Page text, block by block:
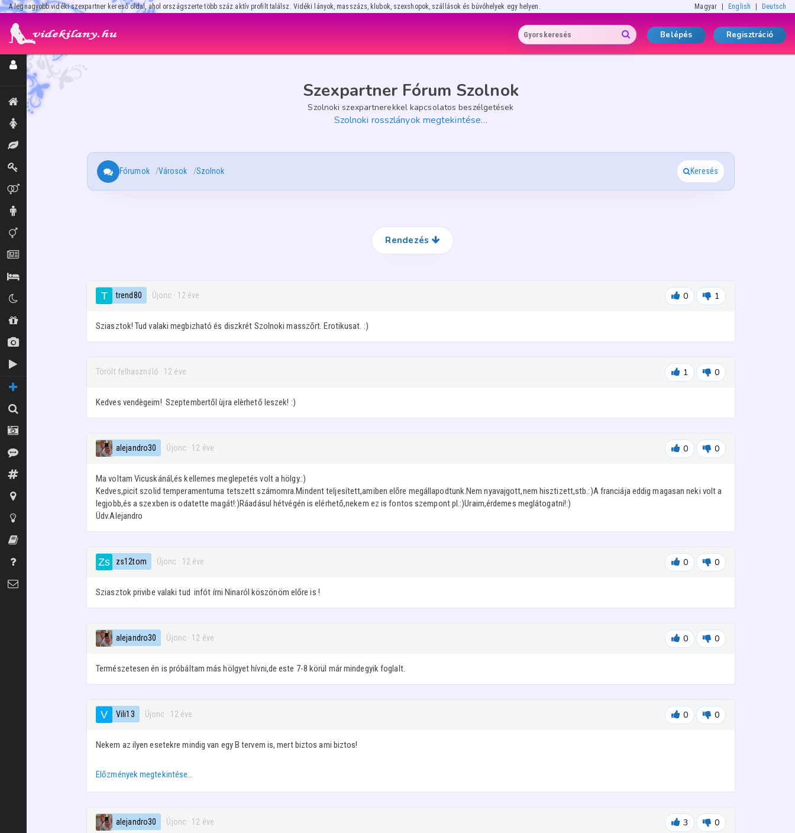
A legnagyobb vidéki szexpartner kereső oldal, ahol országszerte több száz aktív profilt találsz. Vidéki lányok, masszázs, klubok, szexshopok, szállások és búvóhelyek egy helyen. Magyar English Deutsch
Belépés Regisztráció
Regisztráció / Hirdetésfeladás
Kiemeltek, legújabbak
Gyakran Ismételt Kérdések
Szexpartner Fórum Szolnok
Szolnoki szexpartnerekkel kapcsolatos beszélgetések
Szolnoki rosszlányok megtekintése…
Fórumok Városok Szolnok Keresés
Rendezés
trend80 · Újonc · 12 éve 0 1
Sziasztok! Tud valaki megbizható és diszkrét Szolnoki masszőrt. Erotikusat. :)
Törölt felhasználó · 12 éve 1 0
Kedves vendègeim! Szeptembertől ùjra elèrhető leszek! :)
alejandro30 · Újonc · 12 éve 0 0
Ma voltam Vicuskánál,és kellemes meglepetés volt a hölgy.:)
Kedves,picit szolid temperamentuma tetszett számomra.Mindent teljesített,amiben előre megállapodtunk.Nem nyavajgott,nem hisztizett,stb.:)A franciája eddig magasan neki volt a
legjobb,és a szexben is odatette magát!:)Ráadásul hétvégén is elérhető,nekem ez is fontos szempont pl.:)Uraim,érdemes meglátogatni!:)
Üdv.Alejandro
zs12tom · Újonc · 12 éve 0 0
Sziasztok privibe valaki tud infót írni Ninaról köszönöm előre is !
alejandro30 · Újonc · 12 éve 0 0
Természetesen én is próbáltam más hölgyet hívni,de este 7-8 körül már mindegyik foglalt.
Vili13 · Újonc · 12 éve 0 0
Nekem az ilyen esetekre mindig van egy B tervem is, mert biztos ami biztos!
Előzmények megtekintése…
alejandro30 · Újonc · 12 éve 3 0